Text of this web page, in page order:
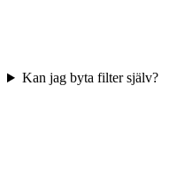
Kan jag byta filter själv?